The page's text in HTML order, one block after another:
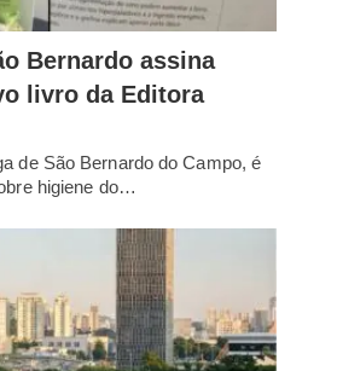
Bernardo assina
livro da Editora
de São Bernardo do Campo, é
higiene do…